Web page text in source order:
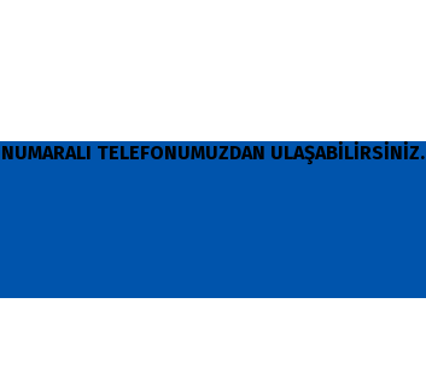
TELEFONUMUZDAN ULAŞABİLİRSİNİZ.